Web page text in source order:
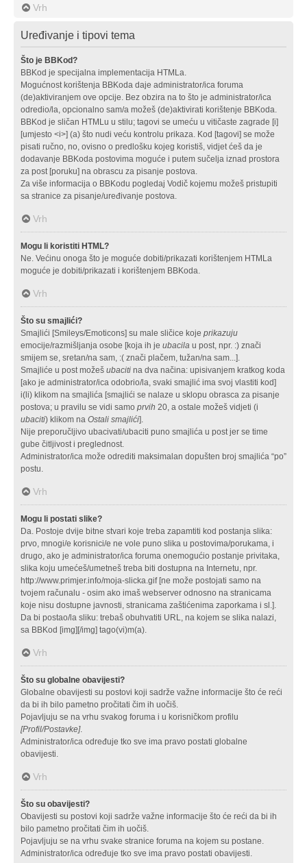
Vrh
Uređivanje i tipovi tema
Što je BBKod?
BBKod je specijalna implementacija HTMLa.
Mogućnost korištenja BBKoda daje administrator/ica foruma
(de)aktiviranjem ove opcije. Bez obzira na to što je administrator/ica
odredio/la, opcionalno sam/a možeš (de)aktivirati korištenje BBKoda.
BBKod je sličan HTMLu u stilu; tagovi se umeću u vitičaste zagrade [i]
[umjesto <i>] (a) što nudi veću kontrolu prikaza. Kod [tagovi] se može
pisati ručno, no, ovisno o predlošku kojeg koristiš, vidjet ćeš da je
dodavanje BBKoda postovima moguće i putem sučelja iznad prostora
za post [poruku] na obrascu za pisanje postova.
Za više informacija o BBKodu pogledaj Vodič kojemu možeš pristupiti
sa stranice za pisanje/uređivanje postova.
Vrh
Mogu li koristiti HTML?
Ne. Većinu onoga što je moguće dobiti/prikazati korištenjem HTMLa
moguće je dobiti/prikazati i korištenjem BBKoda.
Vrh
Što su smajlići?
Smajlići [Smileys/Emoticons] su male sličice koje prikazuju
emocije/razmišljanja osobe [koja ih je ubacila u post, npr. :) znači
smijem se, sretan/na sam, :( znači plačem, tužan/na sam...].
Smajliće u post možeš ubaciti na dva načina: upisivanjem kratkog koda
[ako je administrator/ica odobrio/la, svaki smajlić ima svoj vlastiti kod]
i(li) klikom na smajlića [smajlići se nalaze u sklopu obrasca za pisanje
postova; u pravilu se vidi samo prvih 20, a ostale možeš vidjeti (i
ubaciti) klikom na Ostali smajlići].
Nije preporučljivo ubacivati/ubaciti puno smajlića u post jer se time
gube čitljivost i preglednost.
Administrator/ica može odrediti maksimalan dopušten broj smajlića “po”
postu.
Vrh
Mogu li postati slike?
Da. Postoje dvije bitne stvari koje treba zapamtiti kod postanja slika:
prvo, mnogi/e korisnici/e ne vole puno slika u postovima/porukama, i
drugo, ako je administrator/ica foruma onemogućio postanje privitaka,
slika koju umećeš/umetneš treba biti dostupna na Internetu, npr.
http://www.primjer.info/moja-slicka.gif [ne može postojati samo na
tvojem računalu - osim ako imaš webserver odnosno na stranicama
koje nisu dostupne javnosti, stranicama zaštićenima zaporkama i sl.].
Da bi postao/la sliku: trebaš obuhvatiti URL, na kojem se slika nalazi,
sa BBKod [img][/img] tago(vi)m(a).
Vrh
Što su globalne obavijesti?
Globalne obavijesti su postovi koji sadrže važne informacije što će reći
da bi ih bilo pametno pročitati čim ih uočiš.
Pojavljuju se na vrhu svakog foruma i u korisničkom profilu
[Profil/Postavke].
Administrator/ica određuje tko sve ima pravo postati globalne
obavijesti.
Vrh
Što su obavijesti?
Obavijesti su postovi koji sadrže važne informacije što će reći da bi ih
bilo pametno pročitati čim ih uočiš.
Pojavljuju se na vrhu svake stranice foruma na kojem su postane.
Administrator/ica određuje tko sve ima pravo postati obavijesti.